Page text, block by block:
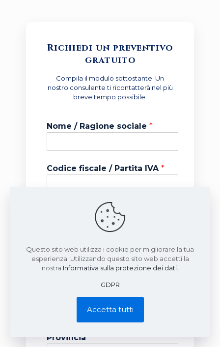
Richiedi un preventivo
gratuito
Compila il modulo sottostante. Un
nostro consulente ti ricontatterà nel più
breve tempo possibile.
Nome / Ragione sociale *
Codice fiscale / Partita IVA *
Via / Piazza*
CAP*
Provincia
Questo sito web utilizza i cookie per migliorare la tua
esperienza. Utilizzando questo sito web accetti la
nostra Informativa sulla protezione dei dati
GDPR
Accetta tutti